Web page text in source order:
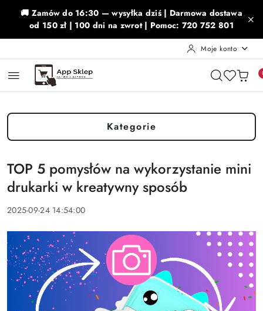
Przejdź do treści głównej
Przejdź do wyszukiwarki
Przejdź do moje konto
Przejdź do menu głównego
Przejdź do stopki
🚚 Zamów do 16:30 — wysyłka dziś | Darmowa dostawa
od 150 zł | 100 dni na zwrot | Pomoc: 720 752 801
Moje konto
Kategorie
TOP 5 pomysłów na wykorzystanie mini
drukarki w kreatywny sposób
2025-09-24 14:54:00